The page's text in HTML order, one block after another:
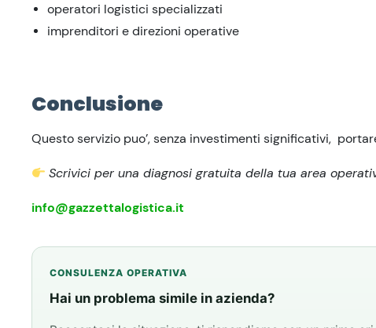
operatori logistici specializzati
imprenditori e direzioni operative
Conclusione
Questo servizio puo’, senza investimenti significativi,
Scrivici per una diagnosi gratuita della tua area
info@gazzettalogistica.it
CONSULENZA OPERATIVA
Hai un problema simile in azienda?